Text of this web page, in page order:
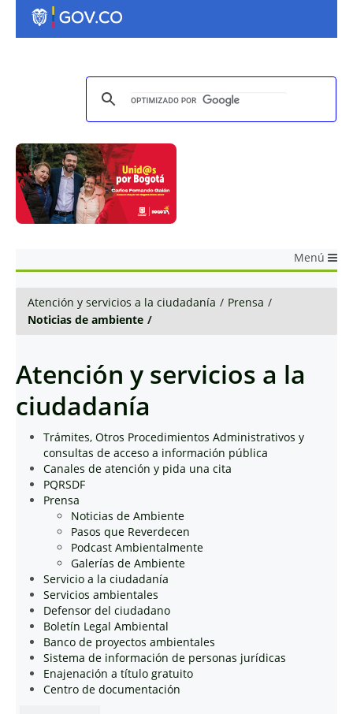
Menú
Atención y servicios a la ciudadanía / Prensa /
Noticias de ambiente /
Atención y servicios a la
ciudadanía
Trámites, Otros Procedimientos Administrativos y
consultas de acceso a información pública
Canales de atención y pida una cita
PQRSDF
Prensa
Noticias de Ambiente
Pasos que Reverdecen
Podcast Ambientalmente
Galerías de Ambiente
Servicio a la ciudadanía
Servicios ambientales
Defensor del ciudadano
Boletín Legal Ambiental
Banco de proyectos ambientales
Sistema de información de personas jurídicas
Enajenación a título gratuito
Centro de documentación